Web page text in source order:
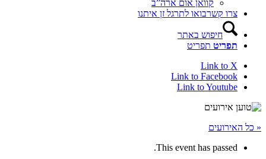
קוואן אום ארה”ב
צרו קשרבואו לתרגל זן איתנו
חיפוש באתר
תפריט תפריט
Link to X
Link to Facebook
Link to Youtube
« כל האירועים
This event has passed.